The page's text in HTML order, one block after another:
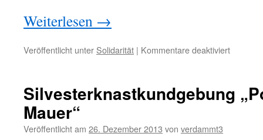
Weiterlesen →
Veröffentlicht unter Solidarität | Kommentare deaktiviertfür
der
Silvesterknastkundgebung
Mauer“
Veröffentlicht am 26. Dezember 2013 von verdammt3